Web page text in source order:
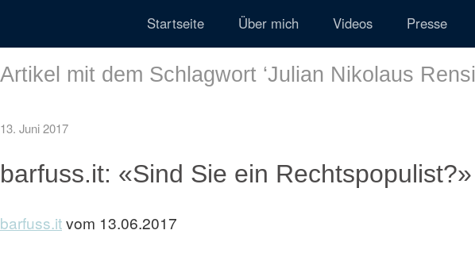
Startseite Über mich Videos Presse
Artikel mit dem Schlagwort ‘Julian Nikolaus Rensi
13. Juni 2017
barfuss.it: «Sind Sie ein Rechtspopulist?»
barfuss.itvom 13.06.2017